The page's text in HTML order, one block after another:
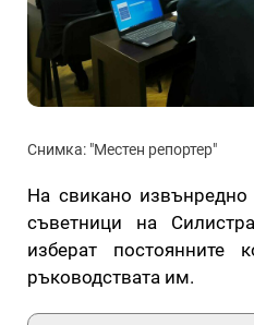
Снимка: "Местен репортер"
На свикано извънредно
съветници на
изберат
ръководствата им.